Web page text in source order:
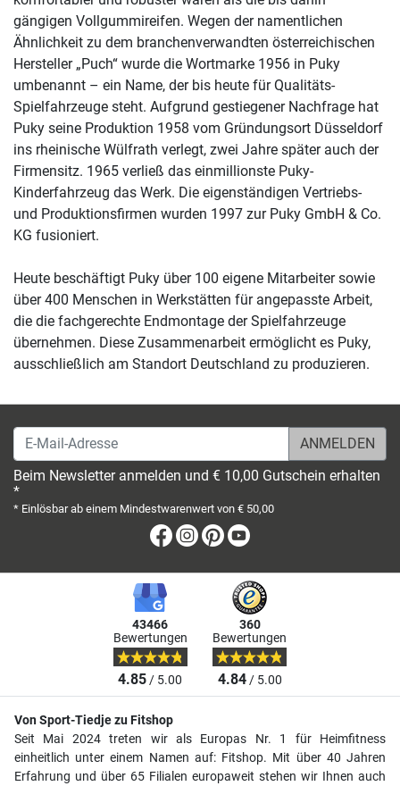
gängigen Vollgummireifen. Wegen der namentlichen
Ähnlichkeit zu dem branchenverwandten österreichischen
Hersteller „Puch“ wurde die Wortmarke 1956 in Puky
umbenannt – ein Name, der bis heute für Qualitäts-
Spielfahrzeuge steht. Aufgrund gestiegener Nachfrage hat
Puky seine Produktion 1958 vom Gründungsort Düsseldorf
ins rheinische Wülfrath verlegt, zwei Jahre später auch der
Firmensitz. 1965 verließ das einmillionste Puky-
Kinderfahrzeug das Werk. Die eigenständigen Vertriebs-
und Produktionsfirmen wurden 1997 zur Puky GmbH & Co.
KG fusioniert.
Heute beschäftigt Puky über 100 eigene Mitarbeiter sowie
über 400 Menschen in Werkstätten für angepasste Arbeit,
die die fachgerechte Endmontage der Spielfahrzeuge
übernehmen. Diese Zusammenarbeit ermöglicht es Puky,
ausschließlich am Standort Deutschland zu produzieren.
E-Mail-Adresse
Beim Newsletter anmelden und € 10,00 Gutschein erhalten
*
* Einlösbar ab einem Mindestwarenwert von € 50,00
Facebook
Instagram
Pinterest
43466
Bewertungen
4.85/ 5.00
360
Bewertungen
4.84/ 5.00
Von Sport-Tiedje zu Fitshop
Seit Mai 2024 treten wir als Europas Nr. 1 für Heimfitness
einheitlich unter einem Namen auf: Fitshop. Mit über 40 Jahren
Erfahrung und über 65 Filialen europaweit stehen wir Ihnen auch